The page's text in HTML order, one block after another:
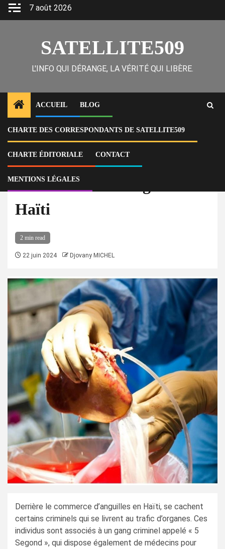
Skip
7 août 2026
SATELLITE509
L'INFO QUI DÉRANGE, LA VÉRITÉ QUI LIBÈRE.
ACCUEIL BLOG
CHARTE DES CORRESPONDANTS DE SATELLITE509
CHARTE ÉDITORIALE CONTACT
MENTIONS LÉGALES
Home Actu Alerte : trafic d’organe en Haïti
Alerte : trafic d’organe en
Haïti
2 min read
22 juin 2024 Djovany MICHEL
Derrière le commerce d’anguilles en Haïti, se cachent
certains criminels qui se livrent au trafic d’organes. Ces
individus sont associés à un gang criminel appelé « 5
Segond », qui dispose également de médecins pour